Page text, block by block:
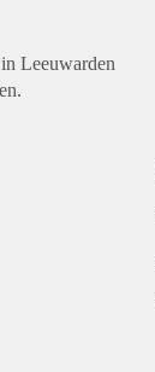
Leeuwarden